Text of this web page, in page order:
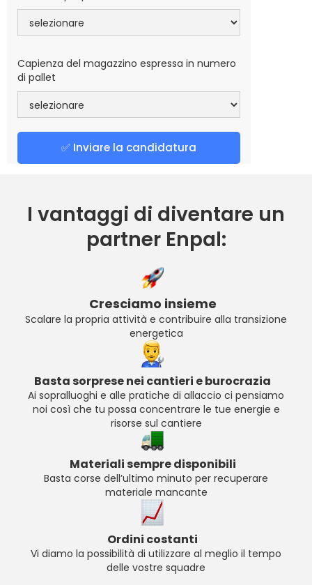
Capienza del magazzino espressa in numero
di pallet
I vantaggi di diventare un
partner Enpal:
Cresciamo insieme
Scalare la propria attività e contribuire alla transizione
energetica
Basta sorprese nei cantieri e burocrazia
Ai sopralluoghi e alle pratiche di allaccio ci pensiamo
noi così che tu possa concentrare le tue energie e
risorse sul cantiere
Materiali sempre disponibili
Basta corse dell’ultimo minuto per recuperare
materiale mancante
Ordini costanti
Vi diamo la possibilità di utilizzare al meglio il tempo
delle vostre squadre